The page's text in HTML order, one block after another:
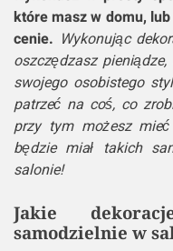
które masz w domu,
cenie. Wykonując
oszczędzasz
swojego osobistego
patrzeć na coś, co
przy tym możesz
będzie miał takich
salonie!
Jakie
samodzielnie w